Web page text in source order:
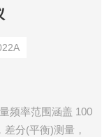
频率范围涵盖 100
分(平衡)测量，